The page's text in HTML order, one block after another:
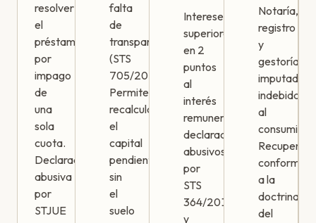
resolver
el
préstamo
por
impago
de
una
sola
cuota.
Declarada
abusiva
por
STJUE
falta
de
transparencia
(STS
705/2015).
Permite
recalcular
el
capital
pendiente
sin
el
suelo
Intereses
superiores
en 2
puntos
al
interés
remuneratorio
declarados
abusivos
por
STS
364/2016
y
Notaría,
registro
y
gestoría
imputados
al
consumidor.
conforme
a la
doctrina
del